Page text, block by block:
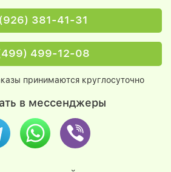
381-41-31
499-12-08
принимаются круглосуточно
в мессенджеры